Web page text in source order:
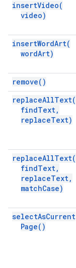
insertVideo(
video)
insertWordArt(
wordArt)
remove( )
replaceAllText(
findText,
replaceText)
replaceAllText(
findText,
replaceText,
matchCase)
selectAsCurrent
Page( )